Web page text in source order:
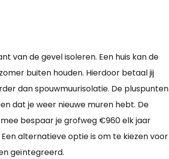
van de gevel isoleren. Een huis kan de
buiten houden. Hierdoor betaal jij
dan spouwmuurisolatie. De pluspunten
dat je weer nieuwe muren hebt. De
bespaar je grofweg €960 elk jaar
alternatieve optie is om te kiezen voor
geïntegreerd.